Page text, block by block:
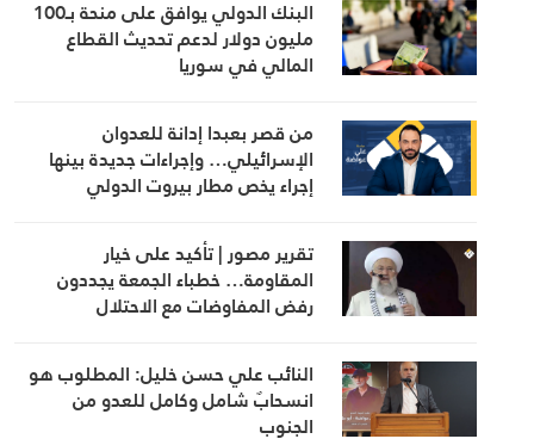
البنك الدولي يوافق على منحة بـ100
مليون دولار لدعم تحديث القطاع
المالي في سوريا
من قصر بعبدا إدانة للعدوان
الإسرائيلي… وإجراءات جديدة بينها
إجراء يخص مطار بيروت الدولي
تقرير مصور | تأكيد على خيار
المقاومة… خطباء الجمعة يجددون
رفض المفاوضات مع الاحتلال
النائب علي حسن خليل: المطلوب هو
انسحابٌ شامل وكامل للعدو من
الجنوب